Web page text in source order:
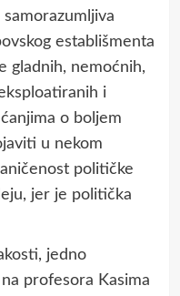
establišmenta
gladnih, nemoćnih,
i
o boljem
u nekom
političke
jer je politička
jedno
profesora Kasima